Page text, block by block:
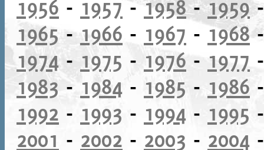
1956 - 1957-1958-1959
1965- 1966 - 1967 -1968
1974- 1975 - 1976 - 1977
1983- 1984 - 1985 - 1986
1992 - 1993 - 1994 - 1995
2001 - 2002 - 2003 - 2004